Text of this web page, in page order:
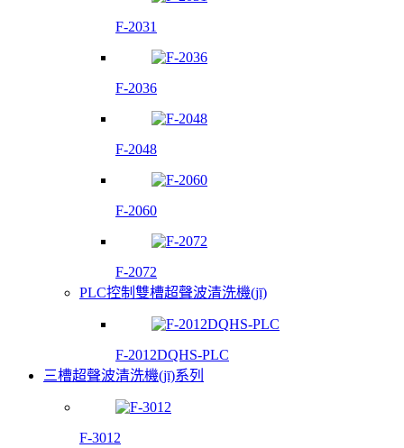
F-2031
F-2036
F-2048
F-2060
F-2072
PLC控制雙槽超聲波清洗機(jī)
F-2012DQHS-PLC
三槽超聲波清洗機(jī)系列
F-3012